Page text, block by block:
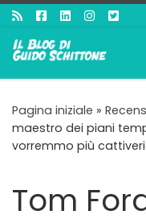
Passa al contenuto
Pagina iniziale »
maestro dei piani
vorremmo più
Tom